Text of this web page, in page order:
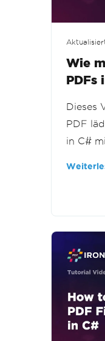
Wie
PDFs
Dieses
PDF
in C#